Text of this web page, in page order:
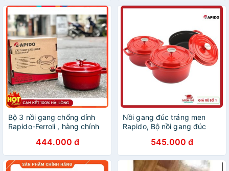
Bộ 3 nồi gang chống dính
Rapido-Ferroli , hàng chính
444.000 đ
Nồi gang đúc tráng men
Rapido, Bộ nồi gang đúc
20, 22, 24cm , dùng cho tất
cả các loại bếp.
545.000 đ